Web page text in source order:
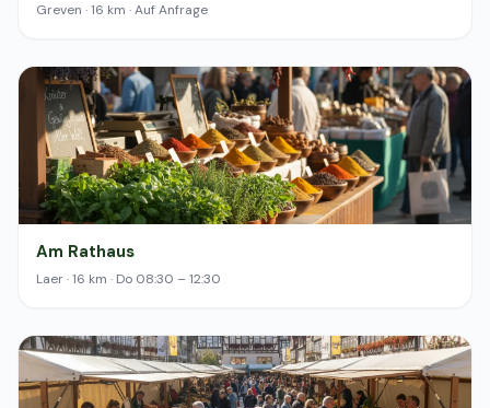
Greven · 16 km · Auf Anfrage
Am Rathaus
Laer · 16 km · Do 08:30 – 12:30